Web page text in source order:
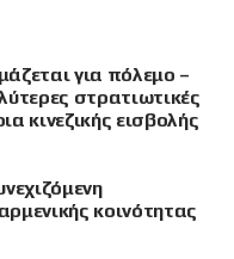
για πόλεμο –
στρατιωτικές
κινεζικής εισβολής
κοινότητας